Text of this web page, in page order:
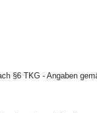
§6 TKG - Angaben